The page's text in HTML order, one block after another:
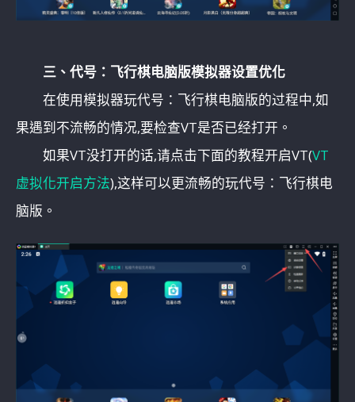
三、代号：飞行棋电脑版模拟器设置优化
在使用模拟器玩代号：飞行棋电脑版的过程中,如
果遇到不流畅的情况,要检查VT是否已经打开。
如果VT没打开的话,请点击下面的教程开启VT(VT
虚拟化开启方法),这样可以更流畅的玩代号：飞行棋电
脑版。